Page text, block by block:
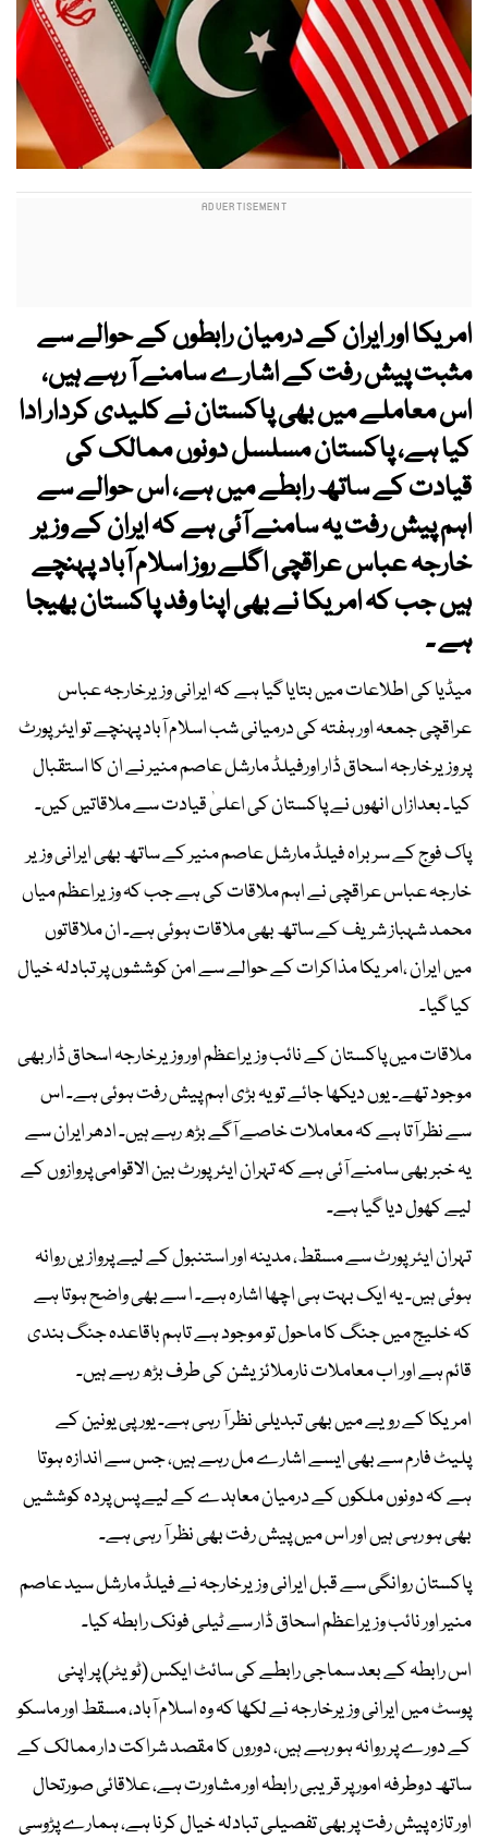
امریکا اور ایران کے درمیان رابطوں کے حوالے سے
مثبت پیش رفت کے اشارے سامنے آ رہے ہیں،
اس معاملے میں بھی پاکستان نے کلیدی کردار ادا
کیا ہے، پاکستان مسلسل دونوں ممالک کی
قیادت کے ساتھ رابطے میں ہے، اس حوالے سے
اہم پیش رفت یہ سامنے آئی ہے کہ ایران کے وزیر
خارجہ عباس عراقچی اگلے روز اسلام آباد پہنچے
ہیں جب کہ امریکا نے بھی اپنا وفد پاکستان بھیجا
ہے ۔
میڈیا کی اطلاعات میں بتایا گیا ہے کہ ایرانی وزیرخارجہ عباس
عراقچی جمعہ اور ہفتہ کی درمیانی شب اسلام آباد پہنچے تو ایئرپورٹ
پر وزیرخارجہ اسحاق ڈار اورفیلڈ مارشل عاصم منیر نے ان کا استقبال
کیا۔ بعدازاں انھوں نے پاکستان کی اعلیٰ قیادت سے ملاقاتیں کیں۔
پاک فوج کے سربراہ فیلڈ مارشل عاصم منیر کے ساتھ بھی ایرانی وزیر
خارجہ عباس عراقچی نے اہم ملاقات کی ہے جب کہ وزیراعظم میاں
محمد شہباز شریف کے ساتھ بھی ملاقات ہوئی ہے۔ ان ملاقاتوں
میں ایران ،امریکا مذاکرات کے حوالے سے امن کوششوں پر تبادلہ خیال
کیا گیا۔
ملاقات میں پاکستان کے نائب وزیراعظم اور وزیرخارجہ اسحاق ڈار بھی
موجود تھے۔ یوں دیکھا جائے تو یہ بڑی اہم پیش رفت ہوئی ہے۔ اس
سے نظر آتا ہے کہ معاملات خاصے آگے بڑھ رہے ہیں۔ ادھر ایران سے
یہ خبر بھی سامنے آئی ہے کہ تہران ایئرپورٹ بین الاقوامی پروازوں کے
لیے کھول دیا گیا ہے۔
تہران ایئرپورٹ سے مسقط، مدینہ اور استنبول کے لیے پروازیں روانہ
ہوئی ہیں۔ یہ ایک بہت ہی اچھا اشارہ ہے۔ ا سے بھی واضح ہوتا ہے
کہ خلیج میں جنگ کا ماحول تو موجود ہے تاہم باقاعدہ جنگ بندی
قائم ہے اور اب معاملات نارملائزیشن کی طرف بڑھ رہے ہیں۔
امریکا کے رویے میں بھی تبدیلی نظر آ رہی ہے۔ یورپی یونین کے
پلیٹ فارم سے بھی ایسے اشارے مل رہے ہیں، جس سے اندازہ ہوتا
ہے کہ دونوں ملکوں کے درمیان معاہدے کے لیے پس پردہ کوششیں
بھی ہو رہی ہیں اور اس میں پیش رفت بھی نظر آ رہی ہے۔
پاکستان روانگی سے قبل ایرانی وزیرخارجہ نے فیلڈ مارشل سید عاصم
منیر اور نائب وزیراعظم اسحاق ڈار سے ٹیلی فونک رابطہ کیا۔
اس رابطہ کے بعد سماجی رابطے کی سائٹ ایکس (ٹویٹر) پر اپنی
پوسٹ میں ایرانی وزیرخارجہ نے لکھا کہ وہ اسلام آباد، مسقط اور ماسکو
کے دورے پر روانہ ہو رہے ہیں، دوروں کا مقصد شراکت دار ممالک کے
ساتھ دوطرفہ امور پر قریبی رابطہ اور مشاورت ہے، علاقائی صورتحال
اور تازہ پیش رفت پر بھی تفصیلی تبادلہ خیال کرنا ہے، ہمارے پڑوسی